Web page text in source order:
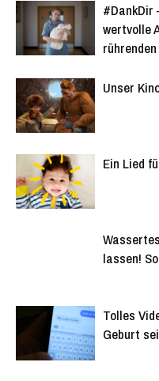
#DankDir
wertvolle
Unser
Ein Lied
lassen!
Tolles
Geburt